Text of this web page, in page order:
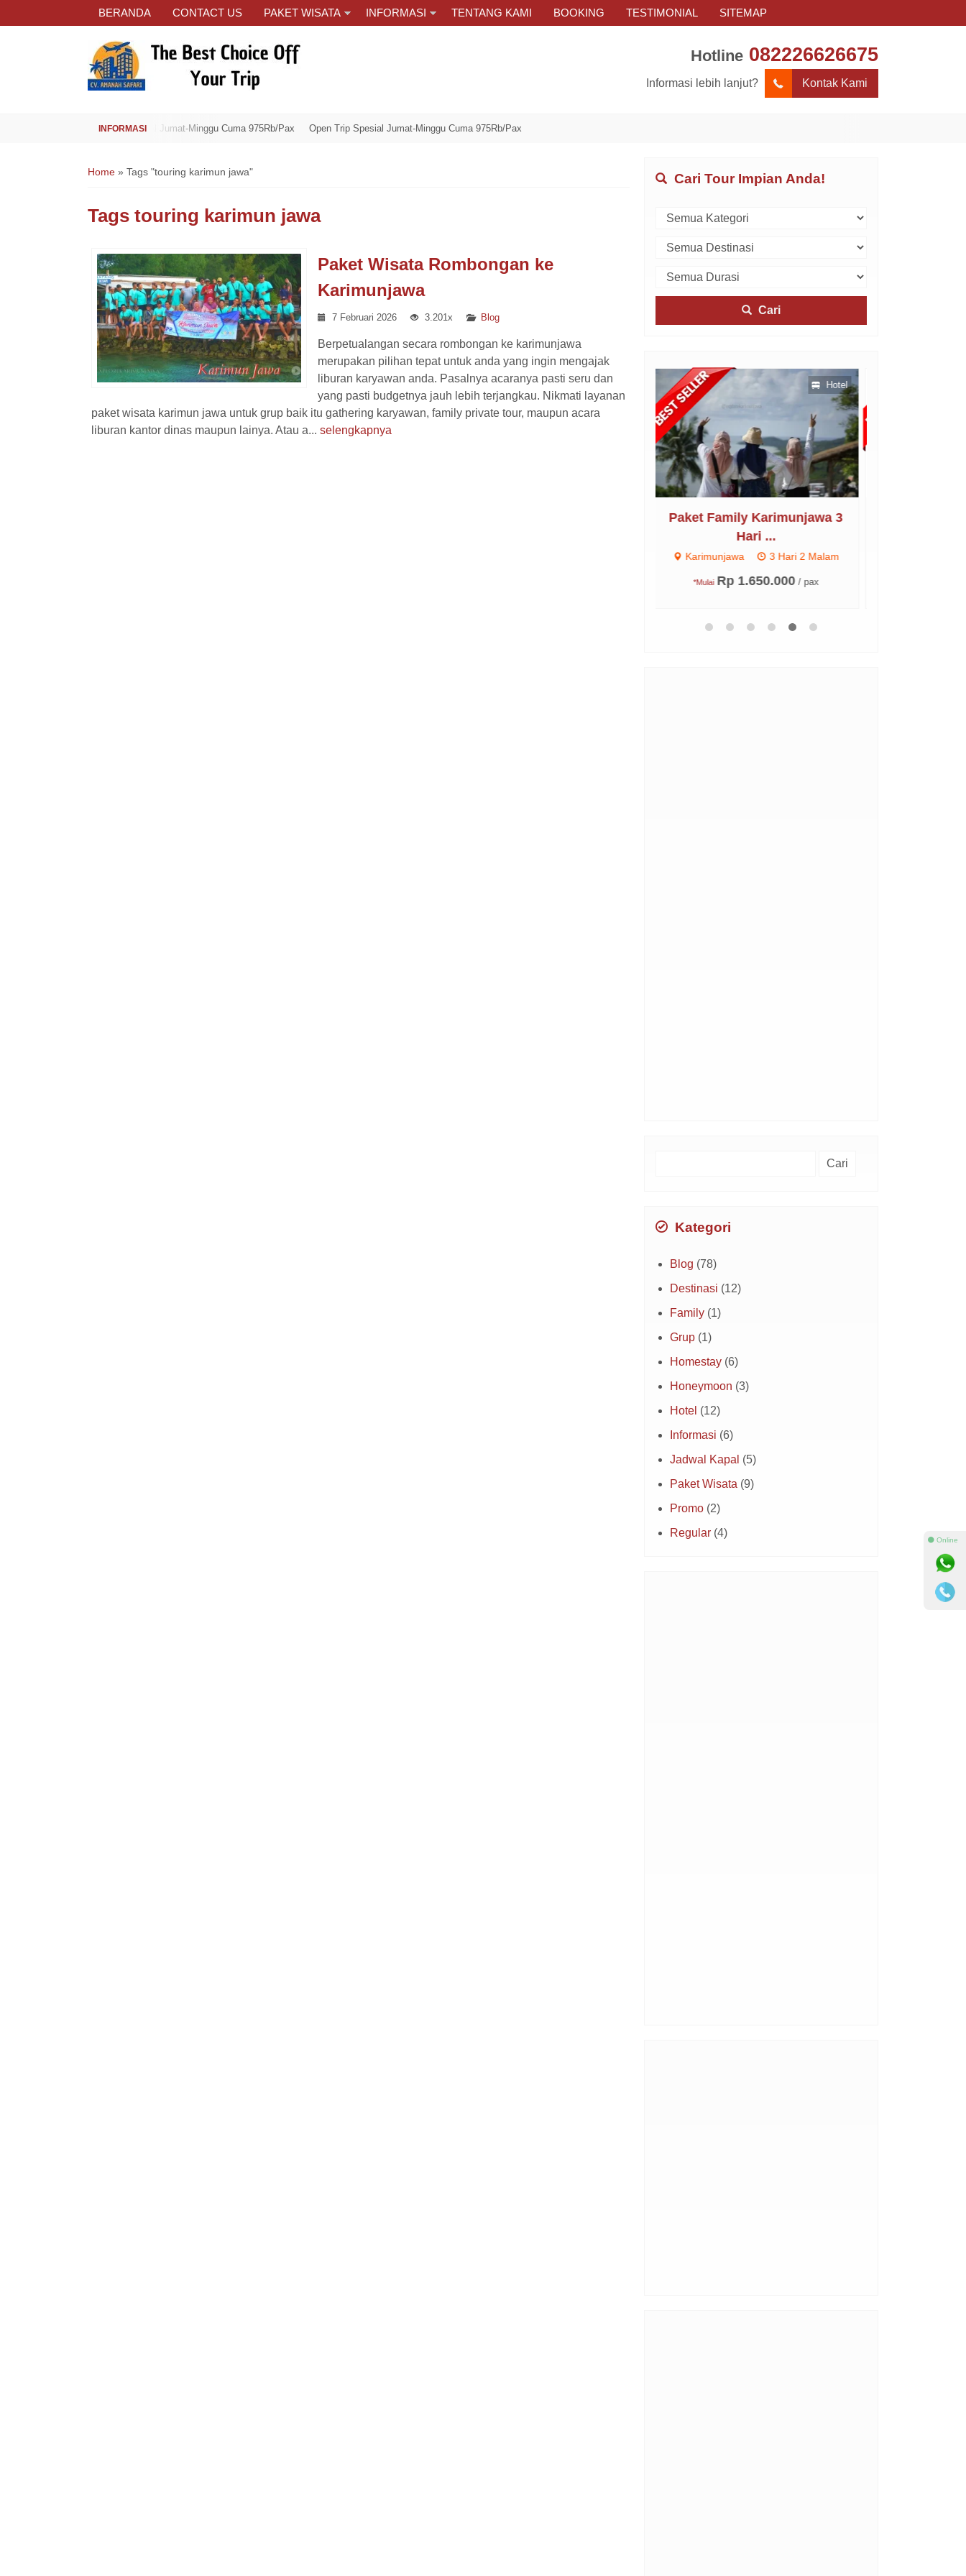
BERANDA CONTACT US PAKET WISATA INFORMASI TENTANG KAMI BOOKING TESTIMONIAL SITEMAP
Hotline 082226626675
Informasi lebih lanjut? Kontak Kami
Open Trip Spesial Jumat-Minggu Cuma 975Rb/Pax Open Trip Spesial Jumat-Minggu Cuma 975Rb/Pax
Home » Tags "touring karimun jawa"
Tags touring karimun jawa
Paket Wisata Rombongan ke
Karimunjawa
7 Februari 2026 3.201x Blog
Berpetualangan secara rombongan ke karimunjawa
merupakan pilihan tepat untuk anda yang ingin mengajak
liburan karyawan anda. Pasalnya acaranya pasti seru dan
yang pasti budgetnya jauh lebih terjangkau. Nikmati layanan
paket wisata karimun jawa untuk grup baik itu gathering karyawan, family private tour, maupun acara
liburan kantor dinas maupun lainya. Atau a... selengkapnya
Cari Tour Impian Anda!
Cari
Hotel Diskon Hotel Diskon
Paket Regular Karimunjawa 3
Hari...
Karimunjawa 3 Hari 2 Malam
*Mulai Rp 975.000 / pax
Penerbangan
Hotel
Diskon
Kategori
Blog (78)
Destinasi (12)
Family(1)
Grup(1)
Homestay(6)
Honeymoon (3)
Hotel (12)
Informasi (6)
Jadwal Kapal (5)
Paket Wisata (9)
Promo(2)
Regular(4)
⚫ Online